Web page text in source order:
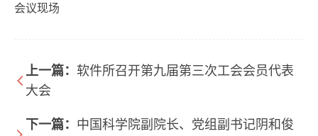
会议现场
上一篇： 软件所召开第九届第三次工会会员代表
大会
下一篇： 中国科学院副院长、党组副书记阴和俊